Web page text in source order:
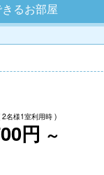
るお部屋
2名様1室利用時 )
円 ～